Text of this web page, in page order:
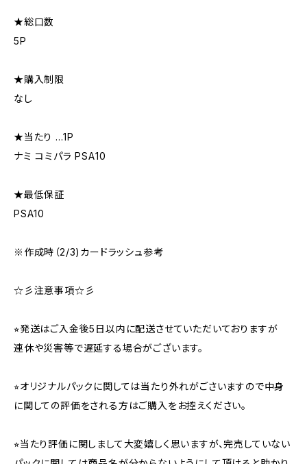
★総口数
5P
★購入制限
なし
★当たり …1P
ナミ コミパラ PSA10
★最低保証
PSA10
※作成時（2/3)カードラッシュ参考
☆彡注意事項☆彡
⭐︎発送はご入金後5日以内に配送させていただいておりますが
連休や災害等で遅延する場合がございます。
⭐︎オリジナルパックに関しては当たり外れがごさいますので中身
に関しての評価をされる方はご購入をお控えください。
⭐︎当たり評価に関しまして大変嬉しく思いますが、完売していない